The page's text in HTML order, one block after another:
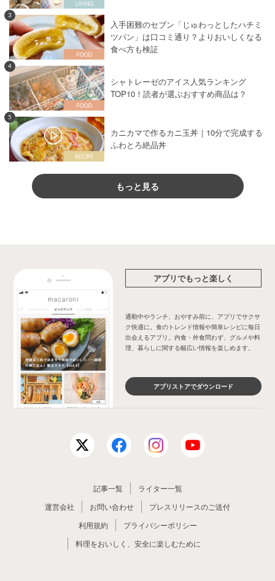
3
入手困難のセブン「じゅわっとしたハチミ
ツパン」は口コミ通り？よりおいしくなる
食べ方も検証
4
シャトレーゼのアイス人気ランキング
TOP10！読者が選ぶおすすめ商品は？
5
カニカマで作るカニ玉丼｜10分で完成する
ふわとろ絶品丼
もっと見る
アプリでもっと楽しく
通勤中やランチ、おやすみ前に、アプリでサクサ
ク快適に。食のトレンド情報や簡単レシピに毎日
出会えるアプリ。内食・外食問わず、グルメや料
理、暮らしに関する幅広い情報を楽しめます。
アプリストアでダウンロード
記事一覧
ライター一覧
運営会社
お問い合わせ
プレスリリースのご送付
利用規約
プライバシーポリシー
料理をおいしく、安全に楽しむために